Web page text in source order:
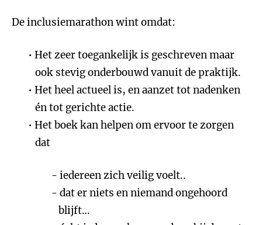
De inclusiemarathon wint omdat:
Het zeer toegankelijk is geschreven maar
ook stevig onderbouwd vanuit de praktijk.
Het heel actueel is, en aanzet tot nadenken
én tot gerichte actie.
Het boek kan helpen om ervoor te zorgen
dat
iedereen zich veilig voelt..
dat er niets en niemand ongehoord
blijft…